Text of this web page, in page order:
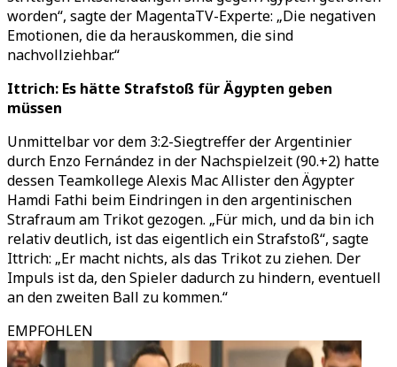
worden“, sagte der MagentaTV-Experte: „Die negativen
Emotionen, die da herauskommen, die sind
nachvollziehbar.“
Ittrich: Es hätte Strafstoß für Ägypten geben
müssen
Unmittelbar vor dem 3:2-Siegtreffer der Argentinier
durch Enzo Fernández in der Nachspielzeit (90.+2) hatte
dessen Teamkollege Alexis Mac Allister den Ägypter
Hamdi Fathi beim Eindringen in den argentinischen
Strafraum am Trikot gezogen. „Für mich, und da bin ich
relativ deutlich, ist das eigentlich ein Strafstoß“, sagte
Ittrich: „Er macht nichts, als das Trikot zu ziehen. Der
Impuls ist da, den Spieler dadurch zu hindern, eventuell
an den zweiten Ball zu kommen.“
EMPFOHLEN